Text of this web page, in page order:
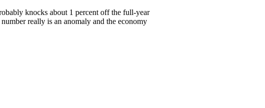
knocks about 1 percent off the full-year
really is an anomaly and the economy